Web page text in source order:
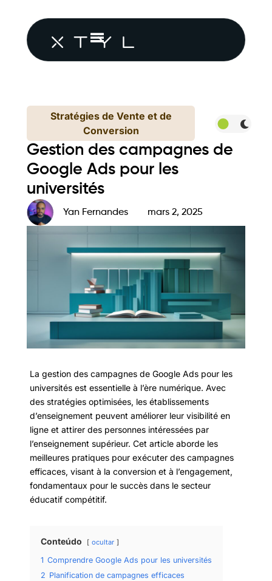
Stratégies de Vente et de
Conversion
Gestion des campagnes de
Google Ads pour les
universités
Yan Fernandes mars 2, 2025
La gestion des campagnes de Google Ads pour les
universités est essentielle à l’ère numérique. Avec
des stratégies optimisées, les établissements
d’enseignement peuvent améliorer leur visibilité en
ligne et attirer des personnes intéressées par
l’enseignement supérieur. Cet article aborde les
meilleures pratiques pour exécuter des campagnes
efficaces, visant à la conversion et à l’engagement,
fondamentaux pour le succès dans le secteur
éducatif compétitif.
Conteúdo ocultar
1 Comprendre Google Ads pour les universités
2 Planification de campagnes efficaces